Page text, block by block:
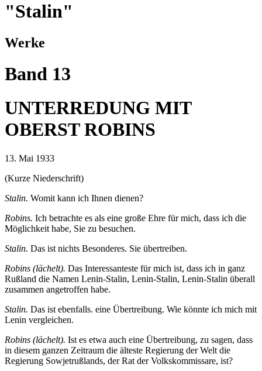
"Stalin"
Werke
Band 13
UNTERREDUNG MIT
OBERST ROBINS
13. Mai 1933
(Kurze Niederschrift)
Stalin. Womit kann ich Ihnen dienen?
Robins. Ich betrachte es als eine große Ehre für mich, dass ich die
Möglichkeit habe, Sie zu besuchen.
Stalin. Das ist nichts Besonderes. Sie übertreiben.
Robins (lächelt). Das Interessanteste für mich ist, dass ich in ganz
Rußland die Namen Lenin-Stalin, Lenin-Stalin, Lenin-Stalin überall
zusammen angetroffen habe.
Stalin. Das ist ebenfalls. eine Übertreibung. Wie könnte ich mich mit
Lenin vergleichen.
Robins (lächelt). Ist es etwa auch eine Übertreibung, zu sagen, dass
in diesem ganzen Zeitraum die älteste Regierung der Welt die
Regierung Sowjetrußlands, der Rat der Volkskommissare, ist?